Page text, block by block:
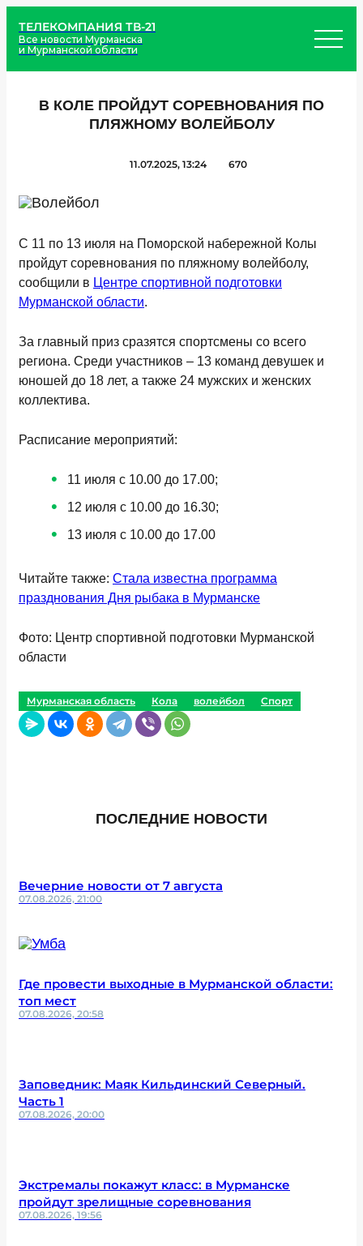
ТЕЛЕКОМПАНИЯ ТВ-21
Все новости Мурманска
и Мурманской области
В КОЛЕ ПРОЙДУТ СОРЕВНОВАНИЯ ПО
ПЛЯЖНОМУ ВОЛЕЙБОЛУ
11.07.2025, 13:24 670
С 11 по 13 июля на Поморской набережной Колы
пройдут соревнования по пляжному волейболу,
сообщили в Центре спортивной подготовки
Мурманской области.
За главный приз сразятся спортсмены со всего
региона. Среди участников – 13 команд девушек и
юношей до 18 лет, а также 24 мужских и женских
коллектива.
Расписание мероприятий:
11 июля с 10.00 до 17.00;
12 июля с 10.00 до 16.30;
13 июля с 10.00 до 17.00
Читайте также: Стала известна программа
празднования Дня рыбака в Мурманске
Фото: Центр спортивной подготовки Мурманской
области
Мурманская область Кола волейбол Спорт
ПОСЛЕДНИЕ НОВОСТИ
Вечерние новости от 7 августа
07.08.2026, 21:00
Где провести выходные в Мурманской области:
топ мест
07.08.2026, 20:58
Заповедник: Маяк Кильдинский Северный.
Часть 1
07.08.2026, 20:00
Экстремалы покажут класс: в Мурманске
пройдут зрелищные соревнования
07.08.2026, 19:56